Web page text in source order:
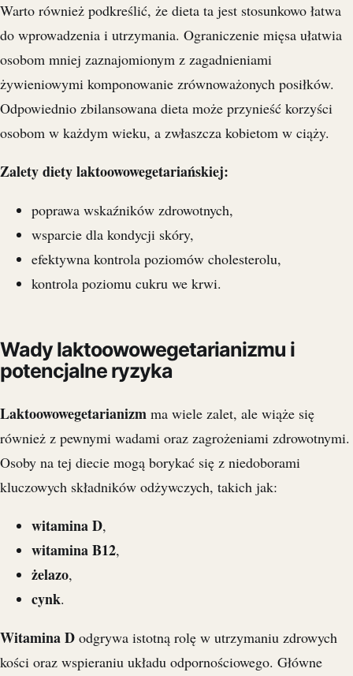
Warto również podkreślić, że dieta ta jest stosunkowo łatwa
do wprowadzenia i utrzymania. Ograniczenie mięsa ułatwia
osobom mniej zaznajomionym z zagadnieniami
żywieniowymi komponowanie zrównoważonych posiłków.
Odpowiednio zbilansowana dieta może przynieść korzyści
osobom w każdym wieku, a zwłaszcza kobietom w ciąży.
Zalety diety laktoowowegetariańskiej:
poprawa wskaźników zdrowotnych,
wsparcie dla kondycji skóry,
efektywna kontrola poziomów cholesterolu,
kontrola poziomu cukru we krwi.
Wady laktoowowegetarianizmu i
potencjalne ryzyka
Laktoowowegetarianizm ma wiele zalet, ale wiąże się
również z pewnymi wadami oraz zagrożeniami zdrowotnymi.
Osoby na tej diecie mogą borykać się z niedoborami
kluczowych składników odżywczych, takich jak:
witamina D,
witamina B12,
żelazo,
cynk.
Witamina D odgrywa istotną rolę w utrzymaniu zdrowych
kości oraz wspieraniu układu odpornościowego. Główne